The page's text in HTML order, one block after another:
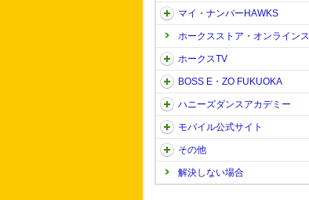
マイ・ナンバーHAWKS
ホークスストア・オンライン
ホークスTV
BOSS E・ZO FUKUOKA
ハニーズダンスアカデミー
モバイル公式サイト
その他
解決しない場合